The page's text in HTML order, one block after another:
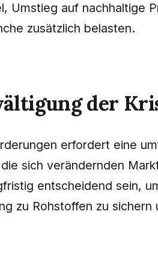
Umstieg auf nachhaltige
zusätzlich belasten.
der
erfordert eine
sich verändernden
entscheidend sein,
zu Rohstoffen zu